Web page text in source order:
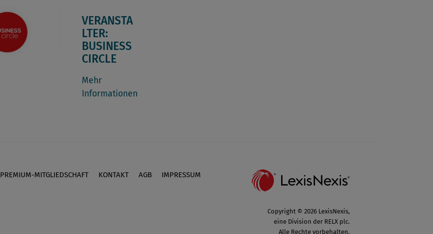
VERANSTA
LTER:
BUSINESS
CIRCLE
Mehr
Informationen
PREMIUM-MITGLIEDSCHAFT KONTAKT AGB IMPRESSUM
Copyright © 2026 LexisNexis,
eine Division der RELX plc.
Alle Rechte vorbehalten.